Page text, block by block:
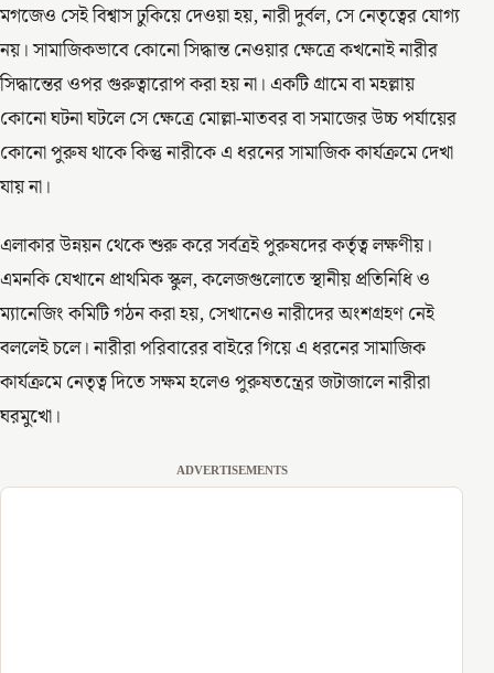
মগজেও সেই বিশ্বাস ঢুকিয়ে দেওয়া হয়, নারী দুর্বল, সে নেতৃত্বের যোগ্য
নয়। সামাজিকভাবে কোনো সিদ্ধান্ত নেওয়ার ক্ষেত্রে কখনোই নারীর
সিদ্ধান্তের ওপর গুরুত্বারোপ করা হয় না। একটি গ্রামে বা মহল্লায়
কোনো ঘটনা ঘটলে সে ক্ষেত্রে মোল্লা-মাতবর বা সমাজের উচ্চ পর্যায়ের
কোনো পুরুষ থাকে কিন্তু নারীকে এ ধরনের সামাজিক কার্যক্রমে দেখা
যায় না।
এলাকার উন্নয়ন থেকে শুরু করে সর্বত্রই পুরুষদের কর্তৃত্ব লক্ষণীয়।
এমনকি যেখানে প্রাথমিক স্কুল, কলেজগুলোতে স্থানীয় প্রতিনিধি ও
ম্যানেজিং কমিটি গঠন করা হয়, সেখানেও নারীদের অংশগ্রহণ নেই
বললেই চলে। নারীরা পরিবারের বাইরে গিয়ে এ ধরনের সামাজিক
কার্যক্রমে নেতৃত্ব দিতে সক্ষম হলেও পুরুষতন্ত্রের জটাজালে নারীরা
ঘরমুখো।
ADVERTISEMENTS